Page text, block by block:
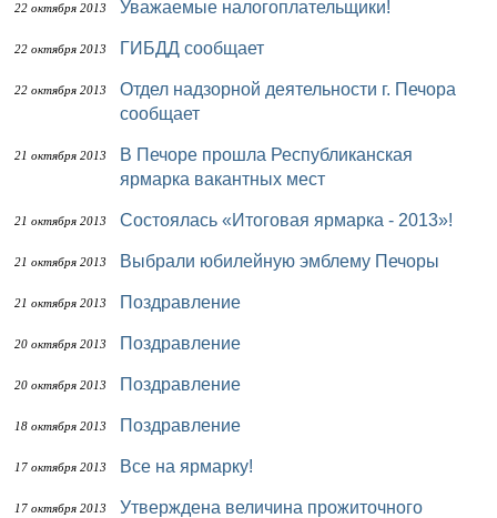
22 октября 2013 Уважаемые налогоплательщики!
22 октября 2013 ГИБДД сообщает
22 октября 2013
Отдел надзорной деятельности г. Печора
сообщает
21 октября 2013
В Печоре прошла Республиканская
ярмарка вакантных мест
21 октября 2013 Состоялась «Итоговая ярмарка - 2013»!
21 октября 2013 Выбрали юбилейную эмблему Печоры
21 октября 2013 Поздравление
20 октября 2013 Поздравление
20 октября 2013 Поздравление
18 октября 2013 Поздравление
17 октября 2013 Все на ярмарку!
17 октября 2013
Утверждена величина прожиточного